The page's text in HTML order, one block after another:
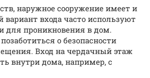
наружное сооружение имеет и
вариант входа часто используют
проникновения в дом.
о безопасности
Вход на чердачный этаж
внутри дома, например, с